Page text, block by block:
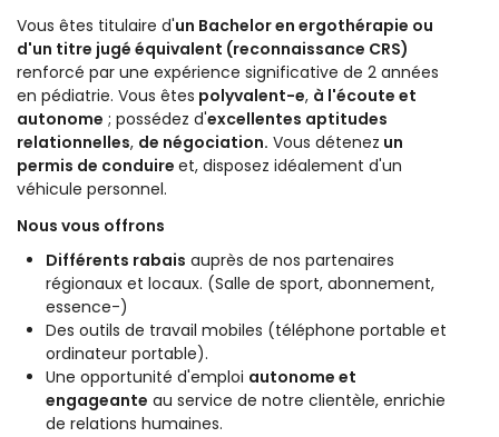
Vous êtes titulaire d'un Bachelor en ergothérapie ou
d'un titre jugé équivalent (reconnaissance CRS)
renforcé par une expérience significative de 2 années
en pédiatrie. Vous êtes polyvalent-e, à l'écoute et
autonome ; possédez d'excellentes aptitudes
relationnelles, de négociation. Vous détenez un
permis de conduire et, disposez idéalement d'un
véhicule personnel.
Nous vous offrons
Différents rabais auprès de nos partenaires
régionaux et locaux. (Salle de sport, abonnement,
essence-)
Des outils de travail mobiles (téléphone portable et
ordinateur portable).
Une opportunité d'emploi autonome et
engageante au service de notre clientèle, enrichie
de relations humaines.